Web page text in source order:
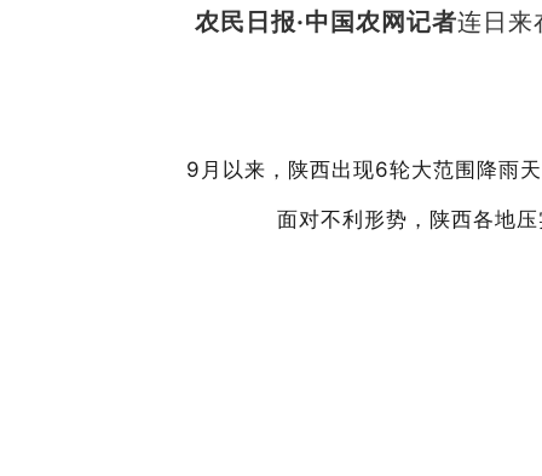
农民日报·中国农网记者连日来
9月以来 ，陕西出现6轮大范围降雨
面对不利形势，陕西各地